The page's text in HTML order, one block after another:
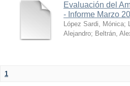
Evaluación del
- Informe Marzo
López Sardi, Mónica;
Alejandro; Beltrán,
1